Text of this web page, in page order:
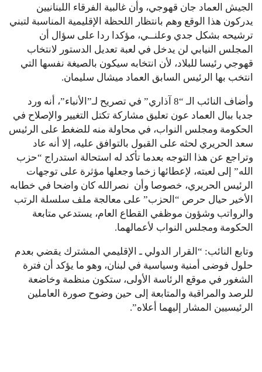
الجيش العماد جان قهوجي، وأن غالبية الفرقاء اللبنانيين
يدركون هذا الوقع وهم بانتظار اللحظة الإقليمية المناسبة لتبني
ترشيحه بشكل جدي وعلنــي، مؤكدا ردا على سؤال أن
المجلس النيابي لن يدخل في لعبة تعديل الدستور لانتخاب
قهوجي رئيسا للبلاد، لأن انتخابه سيكون بالصيغة نفسها التي
انتخب بها الرئيس السابق العماد ميشال سليمان.
وأضاف النائب الـ “8 آذاري” في تصريح لـ”الأنباء”، أنه ورد
جديا ببال العماد عون تعليق مشاركة تكتل التغيير والإصلاح في
الحكومة ومجلس النواب، في محاولة منه للضغط على الرئيس
سعد الحريري لحثه على القبول بالتوافق عليه، إلا أنه عاد
وتراجع عن هذا التوجه بعدما تأكد له استحالة استدراج “حزب
الله” إلى لعبته، لإعطائها زخما وجعلها مؤثرة على توجهات
الرئيس الحريري، خصوصا وأن نصرالله كان واضحا في خطابه
الأخير حيال حرص “الحزب” على معالجة ملف سلسلة الرتب
والرواتب وشؤون موظفي القطاع العام، يستدعي متابعة
الحكومة ومجلس النواب لأعمالهما.
وتابع النائب: “القرار الدولي ـ الإقليمي المشترك يقضي بعدم
حلول فوضى أمنية وسياسية في لبنان، وهو ما يؤكد أن فترة
الشغور في موقع الرئاسة الأولى، ستكون منظمة وخاضعة
للرصد والمراقبة والمتابعة إلى حين وضوح صورة العاملين
الرئيسيين المشار إليهما أعلاه”.